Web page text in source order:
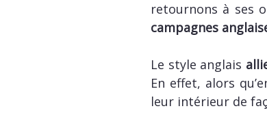
retournons à ses
campagnes
Le style anglais
En effet, alors
leur intérieur de